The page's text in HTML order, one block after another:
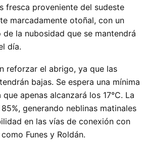
fresca proveniente del sudeste
marcadamente otoñal, con un
la nubosidad que se mantendrá
día.
reforzar el abrigo, ya que las
bajas. Se espera una mínima
apenas alcanzará los 17°C. La
generando neblinas matinales
en las vías de conexión con
Funes y Roldán.